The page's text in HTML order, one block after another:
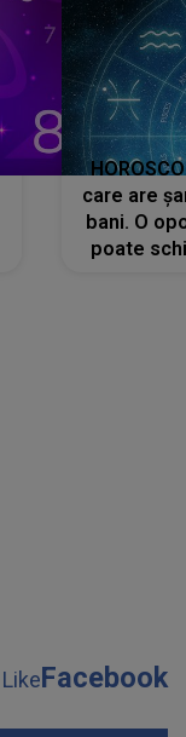
care are
bani. O
poate
LikeFacebook